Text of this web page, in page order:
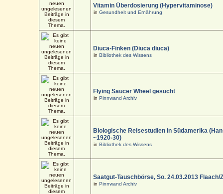
Vitamin Überdosierung (Hypervitaminose)
inGesundheit und Ernährung
Diuca-Finken (Diuca diuca)
inBibliothek des Wissens
Flying Saucer Wheel gesucht
inPinnwand Archiv
Biologische Reisestudien in Südamerika
~1920-30)
inBibliothek des Wissens
Saatgut-Tauschbörse, So. 24.03.2013 Flaach/
inPinnwand Archiv